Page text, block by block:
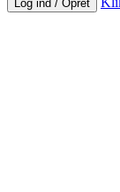
Log ind / Opret